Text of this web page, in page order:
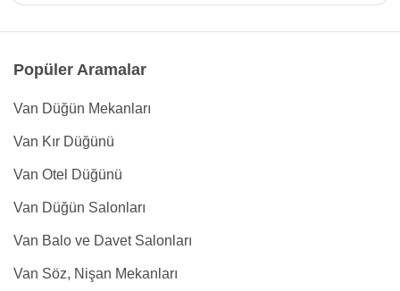
Popüler Aramalar
Van Düğün Mekanları
Van Kır Düğünü
Van Otel Düğünü
Van Düğün Salonları
Van Balo ve Davet Salonları
Van Söz, Nişan Mekanları